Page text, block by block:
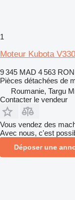
1
Moteur Kubota
9 345 MAD 4 563 RON
Pièces détachées de
Roumanie, Targu
Contacter le vendeur
Vous vendez des
Avec nous, c'est
Déposer une